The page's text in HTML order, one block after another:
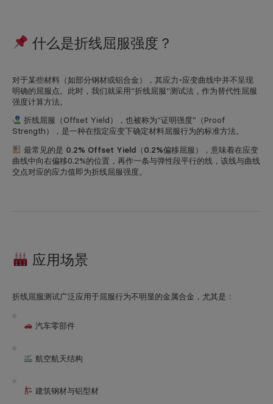
什么是折线屈服强度？
对于某些材料（如部分钢材或铝合金），其应力-应变曲线中并不呈现
明确的屈服点。此时，我们就采用“折线屈服”测试法，作为替代性屈服
强度计算方法。
折线屈服（Offset Yield），也被称为“证明强度”（Proof
Strength），是一种在指定应变下确定材料屈服行为的标准方法。
最常见的是 0.2% Offset Yield（0.2%偏移屈服）
，意味着在应变
曲线中向右偏移0.2%的位置，再作一条与弹性段平行的线，该线与曲线
交点对应的应力值即为折线屈服强度。
应用场景
折线屈服测试广泛应用于屈服行为不明显的金属合金 ，尤其是：
汽车零部件
航空航天结构
建筑钢材与铝型材